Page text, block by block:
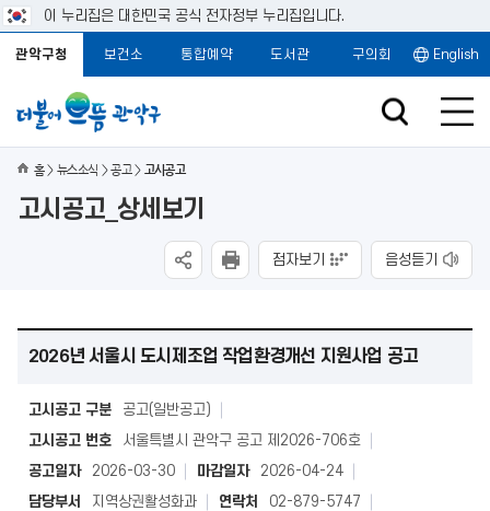
이 누리집은 대한민국 공식 전자정부 누리집입니다.
관악구청 보건소 통합예약 도서관 구의회 English
홈 뉴스소식 공고 고시공고
고시공고_상세보기
점자보기 음성듣기
2026년 서울시 도시제조업 작업환경개선 지원사업 공고
고시공고 구분
공고(일반공고)
고시공고 번호
서울특별시 관악구 공고 제2026-706호
공고일자
2026-03-30 마감일자
2026-04-24
담당부서
지역상권활성화과 연락처
02-879-5747